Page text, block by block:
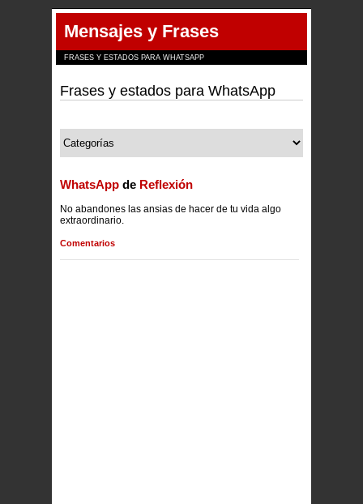
Mensajes y Frases
FRASES Y ESTADOS PARA WHATSAPP
Frases y estados para WhatsApp
WhatsApp de Reflexión
No abandones las ansias de hacer de tu vida algo
extraordinario.
Comentarios